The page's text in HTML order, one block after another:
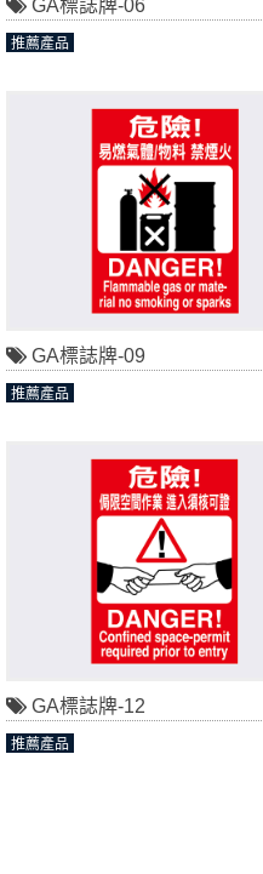
GA標誌牌-06
推薦產品
GA標誌牌-09
推薦產品
GA標誌牌-12
推薦產品